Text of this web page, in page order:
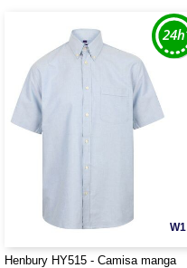
W1
Henbury HY515 - Camisa manga